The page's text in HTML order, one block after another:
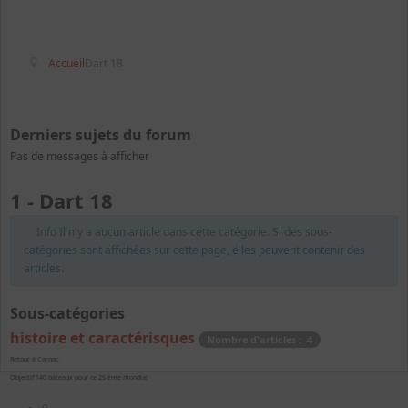
Retour à Carnac
Objectif 140 bateaux pour ce 25 ème mondial
Accueil
Derniers sujets du forum
Pas de messages à afficher
1 - Dart 18
Info Il n'y a aucun article dans cette catégorie. Si des sous-
catégories sont affichées sur cette page, elles peuvent contenir des
articles.
Sous-catégories
histoire et caractérisques
Nombre d'articles : 4